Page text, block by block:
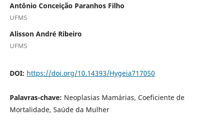
Antônio Conceição Paranhos Filho
UFMS
Alisson André Ribeiro
UFMS
DOI: https://doi.org/10.14393/Hygeia717050
Palavras-chave: Neoplasias Mamárias, Coeficiente de
Mortalidade, Saúde da Mulher